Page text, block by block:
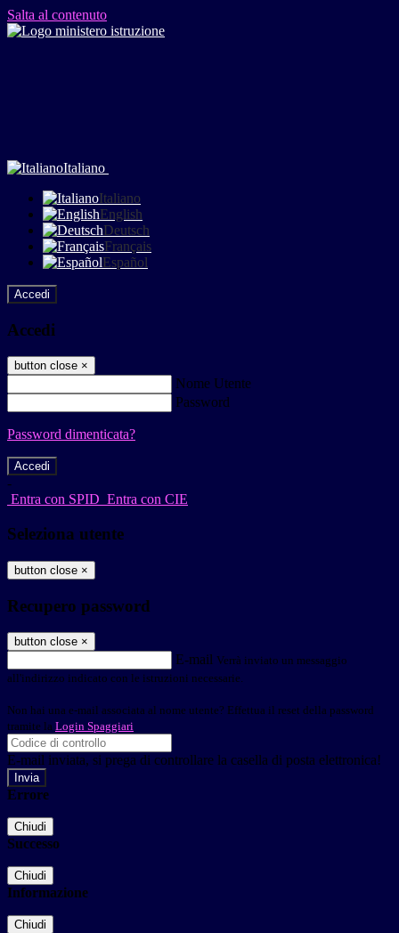
Salta al contenuto
Italiano
Italiano
English
Deutsch
Français
Español
Accedi
Accedi
button close ×
Nome Utente
Password
Password dimenticata?
-
Entra con SPID Entra con CIE
Seleziona utente
button close ×
Recupero password
button close ×
E-mail Verrà inviato un messaggio
all'indirizzo indicato con le istruzioni necessarie.
Non hai una e-mail associata al nome utente? Effettua il reset della password
tramite la Login Spaggiari
E-mail inviata, si prega di controllare la casella di posta elettronica!
Errore
Chiudi
Successo
Chiudi
Informazione
Chiudi